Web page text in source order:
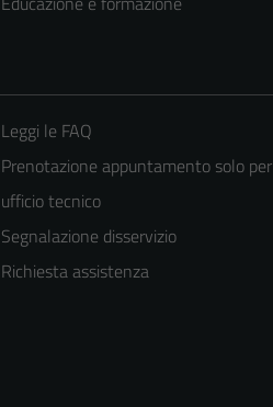
Leggi le FAQ
Prenotazione appuntamento solo per
ufficio tecnico
Segnalazione disservizio
Richiesta assistenza